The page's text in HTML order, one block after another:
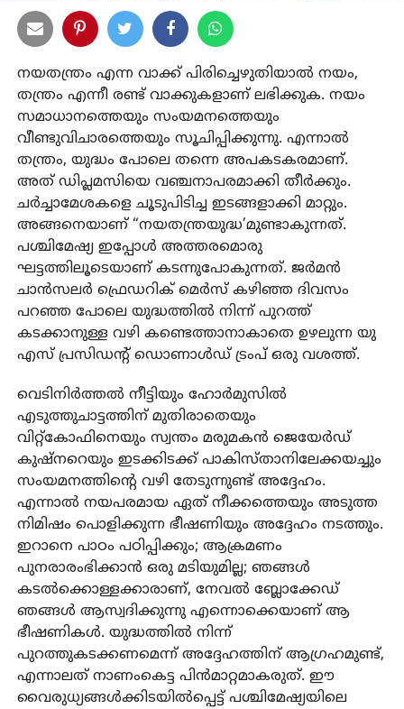
നയതന്ത്രം എന്ന വാക്ക് പിരിച്ചെഴുതിയാല്‍ നയം,
തന്ത്രം എന്നീ രണ്ട് വാക്കുകളാണ് ലഭിക്കുക. നയം
സമാധാനത്തെയും സംയമനത്തെയും
വീണ്ടുവിചാരത്തെയും സൂചിപ്പിക്കുന്നു. എന്നാല്‍
തന്ത്രം, യുദ്ധം പോലെ തന്നെ അപകടകരമാണ്.
അത് ഡിപ്ലമസിയെ വഞ്ചനാപരമാക്കി തീര്‍ക്കും.
ചര്‍ച്ചാമേശകളെ ചൂടുപിടിച്ച ഇടങ്ങളാക്കി മാറ്റും.
അങ്ങനെയാണ് “നയതന്ത്രയുദ്ധ’മുണ്ടാകുന്നത്.
പശ്ചിമേഷ്യ ഇപ്പോള്‍ അത്തരമൊരു
ഘട്ടത്തിലൂടെയാണ് കടന്നുപോകുന്നത്. ജര്‍മന്‍
ചാന്‍സലര്‍ ഫ്രെഡറിക് മെര്‍സ് കഴിഞ്ഞ ദിവസം
പറഞ്ഞ പോലെ യുദ്ധത്തില്‍ നിന്ന് പുറത്ത്
കടക്കാനുള്ള വഴി കണ്ടെത്താനാകാതെ ഉഴലുന്ന യു
എസ് പ്രസിഡന്റ് ഡൊണാള്‍ഡ് ട്രംപ് ഒരു വശത്ത്.
വെടിനിര്‍ത്തല്‍ നീട്ടിയും ഹോര്‍മുസില്‍
എടുത്തുചാട്ടത്തിന് മുതിരാതെയും
വിറ്റ്‌കോഫിനെയും സ്വന്തം മരുമകന്‍ ജെയേര്‍ഡ്
കുഷ്‌നറെയും ഇടക്കിടക്ക് പാകിസ്താനിലേക്കയച്ചും
സംയമനത്തിന്റെ വഴി തേടുന്നുണ്ട് അദ്ദേഹം.
എന്നാല്‍ നയപരമായ ഏത് നീക്കത്തെയും അടുത്ത
നിമിഷം പൊളിക്കുന്ന ഭീഷണിയും അദ്ദേഹം നടത്തും.
ഇറാനെ പാഠം പഠിപ്പിക്കും; ആക്രമണം
പുനരാരംഭിക്കാന്‍ ഒരു മടിയുമില്ല; ഞങ്ങള്‍
കടല്‍ക്കൊള്ളക്കാരാണ്, നേവല്‍ ബ്ലോക്കേഡ്
ഞങ്ങള്‍ ആസ്വദിക്കുന്നു എന്നൊക്കെയാണ് ആ
ഭീഷണികള്‍. യുദ്ധത്തില്‍ നിന്ന്
പുറത്തുകടക്കണമെന്ന് അദ്ദേഹത്തിന് ആഗ്രഹമുണ്ട്,
എന്നാലത് നാണംകെട്ട പിന്‍മാറ്റമാകരുത്. ഈ
വൈരുധ്യങ്ങള്‍ക്കിടയില്‍പ്പെട്ട് പശ്ചിമേഷ്യയിലെ